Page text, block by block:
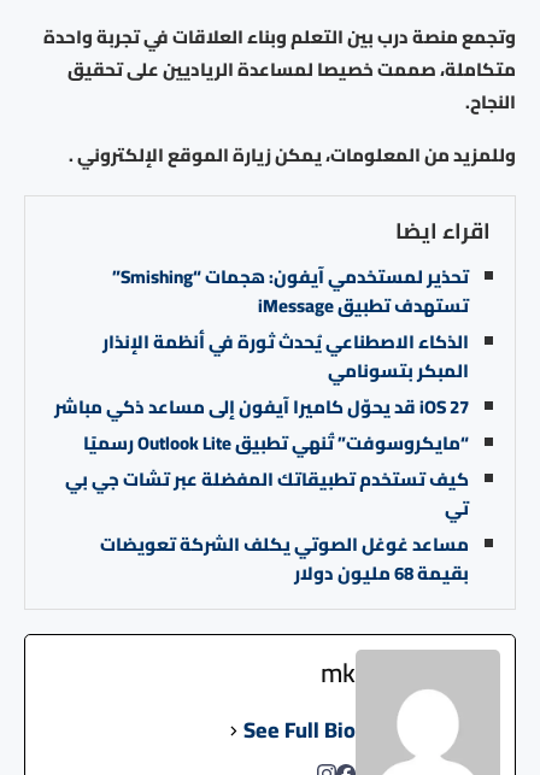
وتجمع منصة درب بين التعلم وبناء العلاقات في تجربة واحدة
متكاملة، صممت خصيصا لمساعدة الرياديين على تحقيق
النجاح.
وللمزيد من المعلومات، يمكن زيارة الموقع الإلكتروني .
اقراء ايضا
تحذير لمستخدمي آيفون: هجمات “Smishing”
تستهدف تطبيق iMessage
الذكاء الاصطناعي يُحدث ثورة في أنظمة الإنذار
المبكر بتسونامي
iOS 27 قد يحوّل كاميرا آيفون إلى مساعد ذكي مباشر
“مايكروسوفت” تُنهي تطبيق Outlook Lite رسميًا
كيف تستخدم تطبيقاتك المفضلة عبر تشات جي بي
تي
مساعد غوغل الصوتي يكلف الشركة تعويضات
بقيمة 68 مليون دولار
mk
See Full Bio